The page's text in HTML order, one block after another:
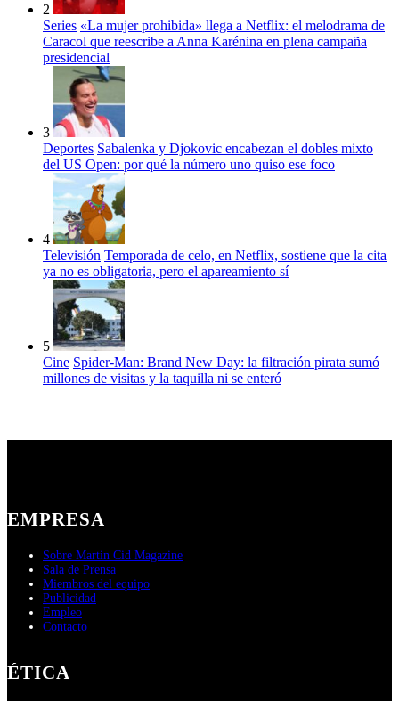
2
Series «La mujer prohibida» llega a Netflix: el melodrama de
Caracol que reescribe a Anna Karénina en plena campaña
presidencial
3
Deportes Sabalenka y Djokovic encabezan el dobles mixto
del US Open: por qué la número uno quiso ese foco
4
Televisión Temporada de celo, en Netflix, sostiene que la cita
ya no es obligatoria, pero el apareamiento sí
5
Cine Spider-Man: Brand New Day: la filtración pirata sumó
millones de visitas y la taquilla ni se enteró
EMPRESA
Sobre Martin Cid Magazine
Sala de Prensa
Miembros del equipo
Publicidad
Empleo
Contacto
ÉTICA